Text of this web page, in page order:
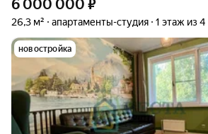
6 000 000 ₽
26,3 м² апартаменты-студия 1 этаж из 4
новостройка